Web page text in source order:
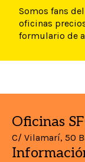
Somos fans
oficinas
formulario de
Oficinas
C/ Vilamarí, 50